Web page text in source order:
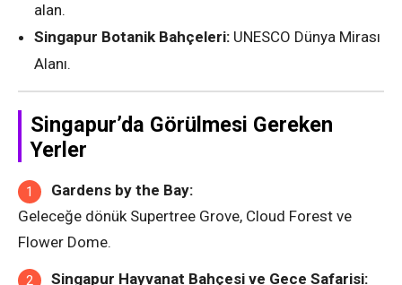
alan.
Singapur Botanik Bahçeleri: UNESCO Dünya Mirası
Alanı.
Singapur’da Görülmesi Gereken
Yerler
Gardens by the Bay:
Geleceğe dönük Supertree Grove, Cloud Forest ve
Flower Dome.
Singapur Hayvanat Bahçesi ve Gece Safarisi: